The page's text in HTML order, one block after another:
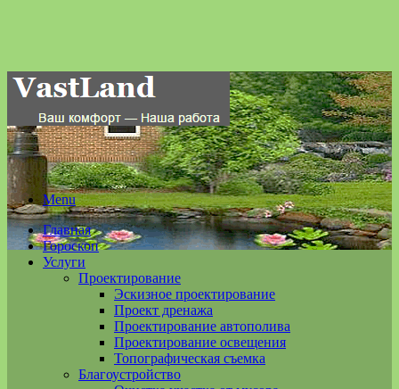
Menu
Главная
Гороскоп
Услуги
Проектирование
Эскизное проектирование
Проект дренажа
Проектирование автополива
Проектирование освещения
Топографическая съемка
Благоустройство